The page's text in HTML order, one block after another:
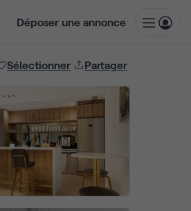
Déposer une annonce
Sélectionner Partager